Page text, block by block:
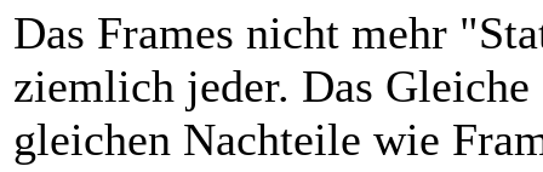
Das Frames nicht mehr
ziemlich jeder. Das
gleichen Nachteile wie